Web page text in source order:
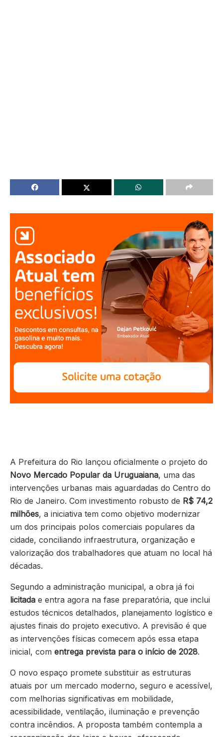
A Prefeitura do Rio lançou oficialmente o projeto do
Novo Mercado Popular da Uruguaiana, uma das
intervenções urbanas mais aguardadas do Centro do
Rio de Janeiro. Com investimento robusto de R$ 74,2
milhões, a iniciativa tem como objetivo modernizar
um dos principais polos comerciais populares da
cidade, conciliando infraestrutura, organização e
valorização dos trabalhadores que atuam no local há
décadas.
Segundo a administração municipal, a obra já foi
licitada e entra agora na fase preparatória, que inclui
estudos técnicos detalhados, planejamento logístico e
ajustes finais do projeto executivo. A previsão é que
as intervenções físicas comecem após essa etapa
inicial, com entrega prevista para o início de 2028.
O novo espaço promete substituir as estruturas
atuais por um mercado moderno, seguro e acessível,
com melhorias significativas em mobilidade,
acessibilidade, ventilação, iluminação e prevenção
contra incêndios. A proposta também contempla a